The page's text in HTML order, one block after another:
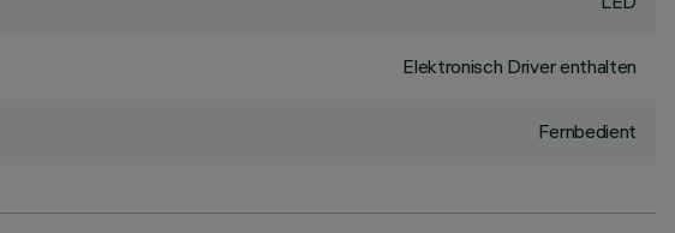
Elektronisch Driver enthalten
Fernbedient